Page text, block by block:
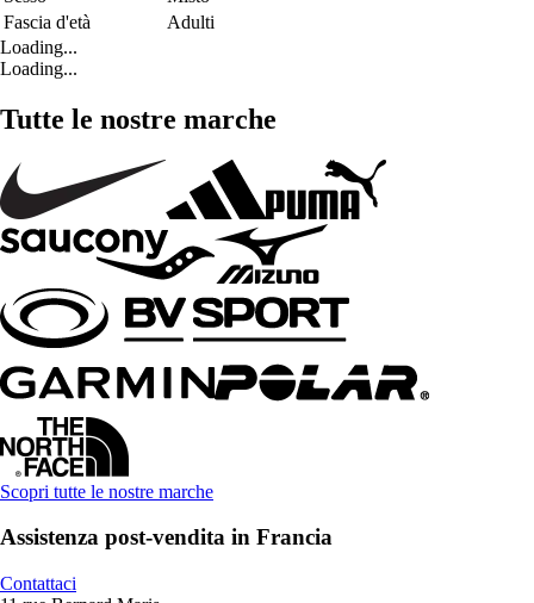
Fascia d'età
Adulti
Loading...
Loading...
Tutte le nostre marche
Scopri tutte le nostre marche
Assistenza post-vendita in Francia
Contattaci